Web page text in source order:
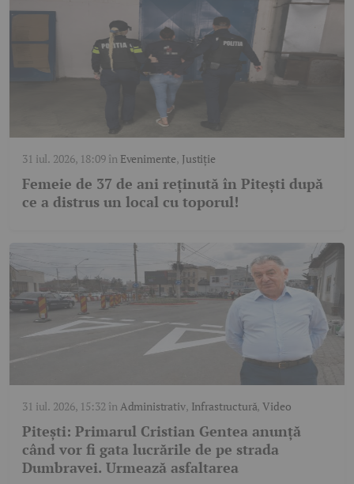
31 iul. 2026, 18:09în Evenimente, Justiție
Femeie de 37 de ani reținută în Pitești după
ce a distrus un local cu toporul!
31 iul. 2026, 15:32 înAdministrativ, Infrastructură,Video
Pitești: Primarul Cristian Gentea anunță
când vor fi gata lucrările de pe strada
Dumbravei. Urmează asfaltarea